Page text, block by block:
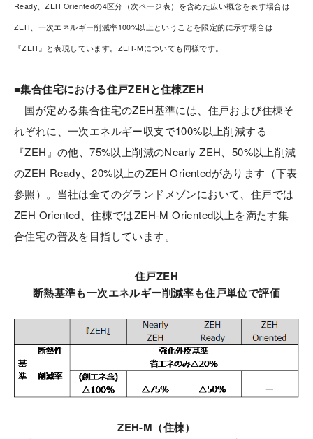
Ready、ZEH Orientedの4区分（次ページ表）を含めた広い概念を表す場合は
ZEH、一次エネルギー削減率100%以上ということを限定的に示す場合は
『ZEH』と表現しています。ZEH-Mについても同様です。
■集合住宅における住戸ZEHと住棟ZEH
国が定める集合住宅のZEH基準には、住戸および住棟そ
れぞれに、一次エネルギー収支で100%以上削減する
『ZEH』の他、75%以上削減のNearly ZEH、50%以上削減
のZEH Ready、20%以上のZEH Orientedがあります（下表
参照）。当社は全てのグランドメゾンにおいて、住戸では
ZEH Oriented、住棟ではZEH-M Oriented以上を満たす集
合住宅の普及を目指しています。
住戸ZEH
断熱基準も一次エネルギー削減率も住戸単位で評価
ZEH-M（住棟）